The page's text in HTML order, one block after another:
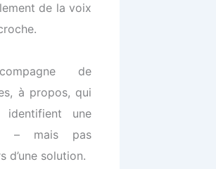
de la voix
de
à propos, qui
une
– mais pas
d’une solution.